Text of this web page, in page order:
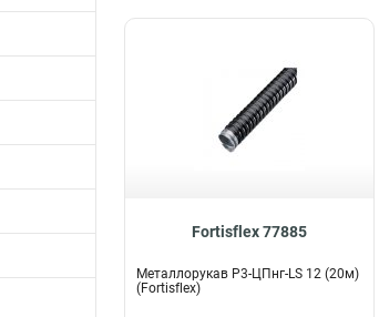
Fortisflex 77885
Металлорукав Р3-ЦПнг-LS 12 (20м)
(Fortisflex)